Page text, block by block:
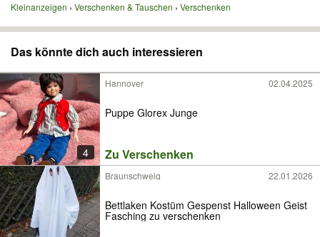
Kleinanzeigen Verschenken & Tauschen Verschenken
Das könnte dich auch interessieren
4
Hannover 02.04.2025
Puppe Glorex Junge
Zu Verschenken
Braunschweig 22.01.2026
Bettlaken Kostüm Gespenst Halloween Geist
Fasching zu verschenken